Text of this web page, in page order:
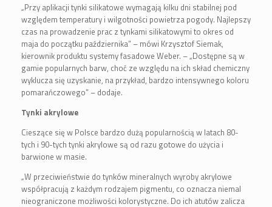
„Przy aplikacji tynki silikatowe wymagają kilku dni stabilnej pod
względem temperatury i wilgotności powietrza pogody. Najlepszy
czas na prowadzenie prac z tynkami silikatowymi to okres od
maja do początku października” – mówi Krzysztof Siemak,
kierownik produktu systemy fasadowe Weber. – „Dostępne są w
gamie popularnych barw, choć ze względu na ich skład chemiczny
wyklucza się uzyskanie, na przykład, bardzo intensywnego koloru
pomarańczowego” – dodaje.
Tynki akrylowe
Cieszące się w Polsce bardzo dużą popularnością w latach 80-
tych i 90-tych tynki akrylowe są od razu gotowe do użycia i
barwione w masie.
„W przeciwieństwie do tynków mineralnych wyroby akrylowe
współpracują z każdym rodzajem pigmentu, co oznacza niemal
nieograniczone możliwości kolorystyczne. Do ich atutów zalicza